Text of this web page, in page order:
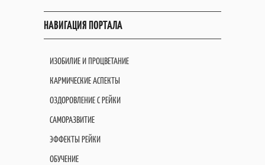
НАВИГАЦИЯ ПОРТАЛА
ИЗОБИЛИЕ И ПРОЦВЕТАНИЕ
КАРМИЧЕСКИЕ АСПЕКТЫ
ОЗДОРОВЛЕНИЕ С РЕЙКИ
САМОРАЗВИТИЕ
ЭФФЕКТЫ РЕЙКИ
ОБУЧЕНИЕ